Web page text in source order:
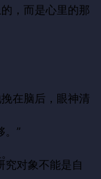
，而是心里的那
在脑后，眼神清
。”
究对象不能是自